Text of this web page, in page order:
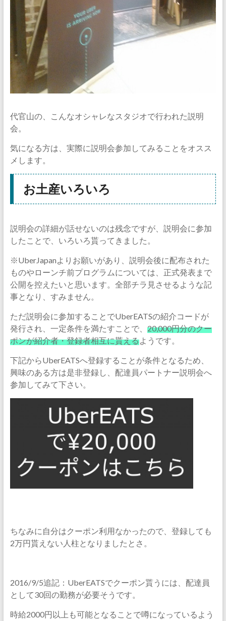
代官山の、こんなオシャレなスタジオで行われた説明
会。
気になる方は、実際に説明会参加してみることをオスス
メします。
お土産いろいろ
説明会の詳細が話せないのは残念ですが、説明会に参加
したことで、いろいろ貰ってきました。
※UberJapanよりお願いがあり、説明会後に配布された
ものやローンチ前プログラムについては、正式発表まで
公開を控えたいと思います。全部チラ見させるような記
事となり、すみません。
ただ説明会に参加することでUberEATSの紹介コードが
発行され、一定条件を満たすことで、 20,000円分のクー
ポンが紹介者・登録者相互に貰えるようです。
下記からUberEATSへ登録することが条件となるため、
興味のある方は是非登録し、配達員パートナー説明会へ
参加してみて下さい。
ちなみに自分はクーポン利用なかったので、登録しても
2万円貰えない人柱となりましたとさ。
2016/9/5追記：UberEATSでクーポン貰うには、配達員
として30回の勤務が必要そうです。
時給2000円以上も可能となることで噂になっているよう